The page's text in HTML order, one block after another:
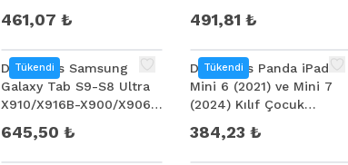
461,07 ₺ 491,81 ₺
Tükendi
Dux Ducis Samsung
Galaxy Tab S9-S8 Ultra
X910/X916B-X900/X906
Standlı Domo Serie
645,50 ₺
Tükendi
Dux Ducis Panda iPad
Mini 6 (2021) ve Mini 7
(2024) Kılıf Çocuk
Taşınabilir
384,23 ₺